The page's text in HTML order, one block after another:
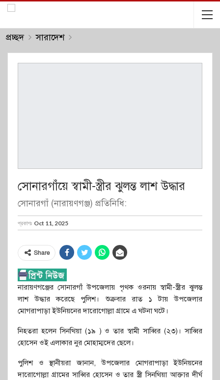
প্রচ্ছদ সারাদেশ
সোনারগাঁয়ে স্বামী-স্ত্রীর ঝুলন্ত লাশ উদ্ধার
সোনারগাঁ (নারায়ণগঞ্জ) প্রতিনিধি:
প্রকাশঃ Oct 11, 2025
Share
নারায়ণগঞ্জের সোনারগাঁ উপজেলায় পৃথক ওরনায় স্বামী-স্ত্রীর ঝুলন্ত
লাশ উদ্ধার করেছে পুলিশ। শুক্রবার রাত ১ টায় উপজেলার
মোগরাপাড়া ইউনিয়নের দারোগোল্লা গ্রামে এ ঘটনা ঘটে।
নিহতরা হলেন সিনথিয়া (১৯ ) ও তার স্বামী সাব্বির (২৩)। সাব্বির
হোসেন ওই এলাকার নুর মোহাম্মদের ছেলে।
পুলিশ ও স্থানীয়রা জানান, উপজেলার মোগরাপাড়া ইউনিয়নের
দারোগোল্লা গ্রামের সাব্বির হোসেন ও তার স্ত্রী সিনথিয়া আক্তার দীর্ঘ